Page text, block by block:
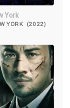
York
YORK (2022)